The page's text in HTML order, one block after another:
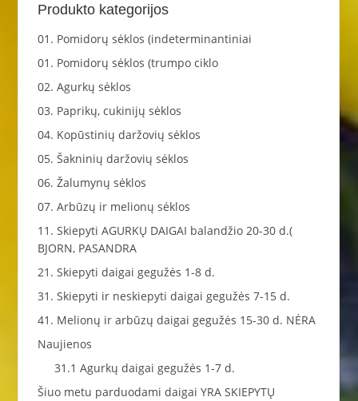
Produkto kategorijos
01. Pomidorų sėklos (indeterminantiniai
01. Pomidorų sėklos (trumpo ciklo
02. Agurkų sėklos
03. Paprikų, cukinijų sėklos
04. Kopūstinių daržovių sėklos
05. Šakninių daržovių sėklos
06. Žalumynų sėklos
07. Arbūzų ir melionų sėklos
11. Skiepyti AGURKŲ DAIGAI balandžio 20-30 d.(
BJORN, PASANDRA
21. Skiepyti daigai gegužės 1-8 d.
31. Skiepyti ir neskiepyti daigai gegužės 7-15 d.
41. Melionų ir arbūzų daigai gegužės 15-30 d. NĖRA
Naujienos
31.1 Agurkų daigai gegužės 1-7 d.
Šiuo metu parduodami daigai YRA SKIEPYTŲ